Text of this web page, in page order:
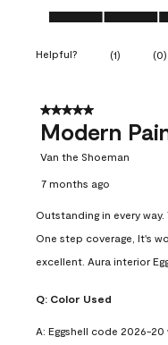
Value of Product, 3.0
Helpful? (1) (0)
5 out of 5 stars.
Modern
Van the Shoeman
7 months ago
Outstanding in every
One step coverage, It's
excellent. Aura interior
Q: Color Used
A: Eggshell code 2026-20